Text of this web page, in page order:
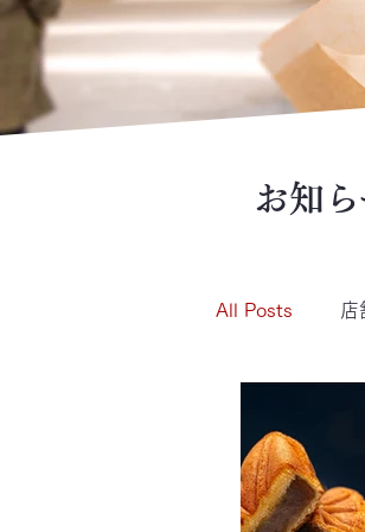
お知
All Posts 店